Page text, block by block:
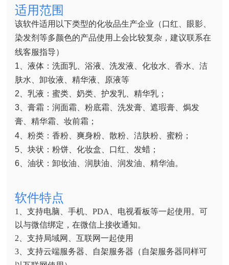
适用范围
该软件适用以下类型的化妆品生产企业（口红、眼影、
染发剂等多颜色的产品使用上会比较复杂，建议联系在
线客服指导）
1、液体：洗面乳、浴液、洗发液、化妆水、香水、洁
肤水、卸妆液、精华液、原液等
2、乳液：蜜类、奶类、护发乳、精华乳；
3、膏霜：润面霜、粉底霜、洗发膏、遮瑕膏、焗发
膏、精华霜、妆前霜；
4、粉类：香粉、爽身粉、散粉、洁肤粉、蜜粉；
5、块状：粉饼、化妆盒、口红、发蜡；
6、油状：卸妆油、润肤油、润发油、精华油。
软件特点
1、支持电脑、手机、PDA、电视看板等一起使用。可
以与微信绑定，在微信上接收通知。
2、支持局域网、互联网一起使用
3、支持云端服务器、自架服务器（自架服务器同样可